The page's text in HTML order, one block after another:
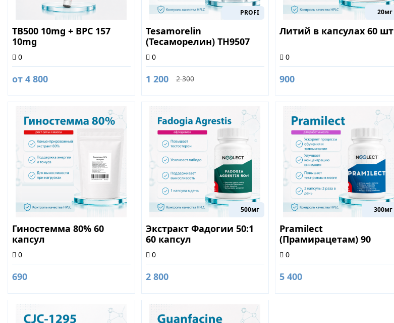
TB500 10mg + BPC 157
10mg
0
от 4 800
PROFI
Tesamorelin
(Тесаморелин) TH9507
2mg
0
1 200 2 300
20мг
Литий в капсулах 60 шт
0
900
Гиностемма 80% 60
капсул
0
690
500мг
Экстракт Фадогии 50:1
60 капсул
0
2 800
300мг
Pramilect
(Прамирацетам) 90
0
5 400